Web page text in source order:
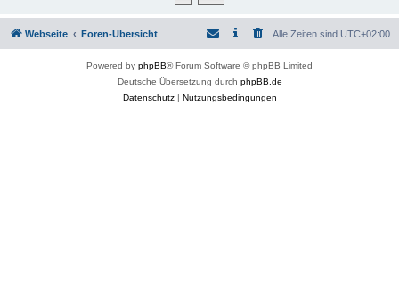
Webseite Foren-Übersicht Alle Zeiten sind UTC+02:00
Powered by phpBB® Forum Software © phpBB Limited
Deutsche Übersetzung durch phpBB.de
Datenschutz| Nutzungsbedingungen